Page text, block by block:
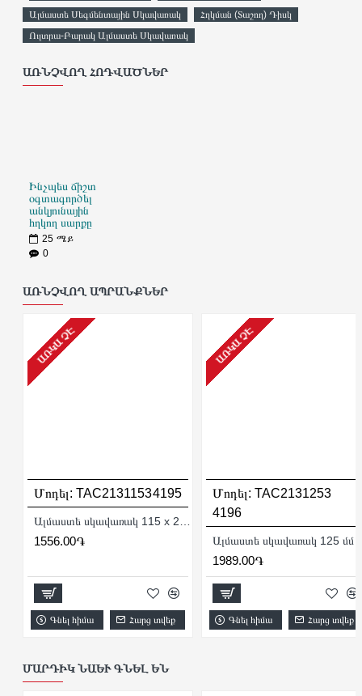
Ալմաստե Սեգմենտային Սկավառակ
Հղկման (Տաշող) Դիսկ
Ուլտրա-Բարակ Ալմաստե Սկավառակ
ԱՌՆՉՎՈՂ ՀՈԴՎԱԾՆԵՐ
Ինչպես ճիշտ
օգտագործել
անկյունային
հղկող սարքը
25 ሜይ
0
ԱՌՆՉՎՈՂ ԱՊՐԱՆՔՆԵՐ
ԱՌԿԱ ՉԷ
Մոդել: TAC21311534195
Ալմաստե սկավառակ 115 x 22.2 մմ
1556.00֏
Գնել հիմա Հարց տվեք
ԱՌԿԱ ՉԷ
Մոդել: TAC2131253
4196
Ալմաստե սկավառակ 125 մմ
1989.00֏
Գնել հիմա Հարց տվեք
ՄԱՐԴԻԿ ՆԱԵՒ ԳՆԵԼ ԵՆ